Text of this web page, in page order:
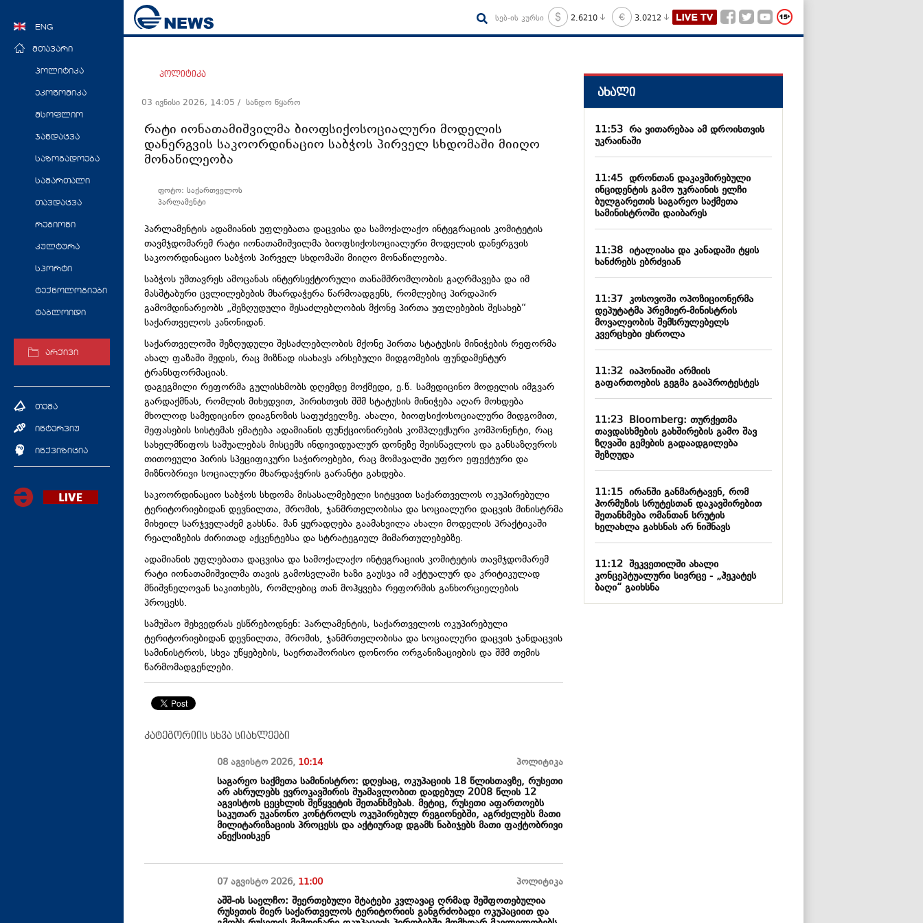
ENG
მთავარი
პოლიტიკა
ეკონომიკა
მსოფლიო
ჯანდაცვა
საზოგადოება
სამართალი
თავდაცვა
რეგიონი
კულტურა
სპორტი
ტექნოლოგიები
ტაბლოიდი
არქივი
თემა
ინტერვიუ
ინქვიზიცია
სებ-ის კურსი 2.6210 3.0212
პოლიტიკა
03 ივნისი 2026, 14:05 / სანდო წყარო
რატი იონათამიშვილმა ბიოფსიქოსოციალური მოდელის
დანერგვის საკოორდინაციო საბჭოს პირველ სხდომაში მიიღო
მონაწილეობა
ფოტო: საქართველოს
პარლამენტი
პარლამენტის ადამიანის უფლებათა დაცვისა და სამოქალაქო ინტეგრაციის კომიტეტის
თავმჯდომარემ რატი იონათამიშვილმა ბიოფსიქოსოციალური მოდელის დანერგვის
საკოორდინაციო საბჭოს პირველ სხდომაში მიიღო მონაწილეობა.
საბჭოს უმთავრეს ამოცანას ინტერსექტორული თანამშრომლობის გაღრმავება და იმ
მასშტაბური ცვლილებების მხარდაჭერა წარმოადგენს, რომლებიც პირდაპირ
გამომდინარეობს „შეზღუდული შესაძლებლობის მქონე პირთა უფლებების შესახებ“
საქართველოს კანონიდან.
საქართველოში შეზღუდული შესაძლებლობის მქონე პირთა სტატუსის მინიჭების რეფორმა
ახალ ფაზაში შედის, რაც მიზნად ისახავს არსებული მიდგომების ფუნდამენტურ
ტრანსფორმაციას.
დაგეგმილი რეფორმა გულისხმობს დღემდე მოქმედი, ე.წ. სამედიცინო მოდელის იმგვარ
გარდაქმნას, რომლის მიხედვით, პირისთვის შშმ სტატუსის მინიჭება აღარ მოხდება
მხოლოდ სამედიცინო დიაგნოზის საფუძველზე. ახალი, ბიოფსიქოსოციალური მიდგომით,
შეფასების სისტემას ემატება ადამიანის ფუნქციონირების კომპლექსური კომპონენტი, რაც
სახელმწიფოს საშუალებას მისცემს ინდივიდუალურ დონეზე შეისწავლოს და განსაზღვროს
თითოეული პირის სპეციფიკური საჭიროებები, რაც მომავალში უფრო ეფექტური და
მიზნობრივი სოციალური მხარდაჭერის გარანტი გახდება.
საკოორდინაციო საბჭოს სხდომა მისასალმებელი სიტყვით საქართველოს ოკუპირებული
ტერიტორიებიდან დევნილთა, შრომის, ჯანმრთელობისა და სოციალური დაცვის მინისტრმა
მიხეილ სარჯველაძემ გახსნა. მან ყურადღება გაამახვილა ახალი მოდელის პრაქტიკაში
რეალიზების ძირითად აქცენტებსა და სტრატეგიულ მიმართულებებზე.
ადამიანის უფლებათა დაცვისა და სამოქალაქო ინტეგრაციის კომიტეტის თავმჯდომარემ
რატი იონათამიშვილმა თავის გამოსვლაში ხაზი გაუსვა იმ აქტუალურ და კრიტიკულად
მნიშვნელოვან საკითხებს, რომლებიც თან მოჰყვება რეფორმის განხორციელების
პროცესს.
სამუშაო შეხვედრას ესწრებოდნენ: პარლამენტის, საქართველოს ოკუპირებული
ტერიტორიებიდან დევნილთა, შრომის, ჯანმრთელობისა და სოციალური დაცვის ჯანდაცვის
სამინისტროს, სხვა უწყებების, საერთაშორისო დონორი ორგანიზაციების და შშმ თემის
წარმომადგენლები.
კატეგორიის სხვა სიახლეები
08 აგვისტო 2026, 10:14 პოლიტიკა
საგარეო საქმეთა სამინისტრო: დღესაც, ოკუპაციის 18 წლისთავზე, რუსეთი
არ ასრულებს ევროკავშირის შუამავლობით დადებულ 2008 წლის 12
აგვისტოს ცეცხლის შეწყვეტის შეთანხმებას. მეტიც, რუსეთი აფართოებს
საკუთარ უკანონო კონტროლს ოკუპირებულ რეგიონებში, აგრძელებს მათი
მილიტარიზაციის პროცესს და აქტიურად დგამს ნაბიჯებს მათი ფაქტობრივი
ანექსიისკენ
07 აგვისტო 2026, 11:00 პოლიტიკა
აშშ-ის საელჩო: შეერთებული შტატები კვლავაც ღრმად შეშფოთებულია
რუსეთის მიერ საქართველოს ტერიტორიის განგრძობადი ოკუპაციით და
ახალი
11:53რა ვითარებაა ამ დროისთვის
უკრაინაში
11:45დრონთან დაკავშირებული
ინციდენტის გამო უკრაინის ელჩი
ბულგარეთის საგარეო საქმეთა
სამინისტროში დაიბარეს
11:38იტალიასა და კანადაში ტყის
ხანძრებს ებრძვიან
11:37კოსოვოში ოპოზიციონერმა
დეპუტატმა პრემიერ-მინისტრის
მოვალეობის შემსრულებელს
კვერცხები ესროლა
11:32იაპონიაში არმიის
გაფართოების გეგმა გააპროტესტეს
11:23Bloomberg: თურქეთმა
თავდასხმების გახშირების გამო შავ
ზღვაში გემების გადაადგილება
შეზღუდა
11:15ირანში განმარტავენ, რომ
ჰორმუზის სრუტესთან დაკავშირებით
შეთანხმება ომანთან სრუტის
ხელახლა გახსნას არ ნიშნავს
11:12შეკვეთილში ახალი
კონცეპტუალური სივრცე - „ჰეკატეს
ბაღი“ გაიხსნა